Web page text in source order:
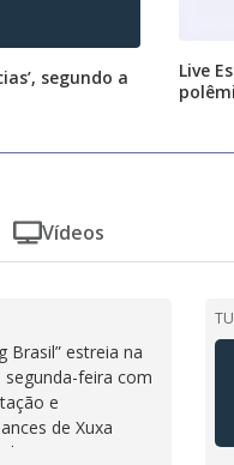
segundo a
Live
Vídeos
Brasil” estreia na
segunda-feira com
e
de Xuxa